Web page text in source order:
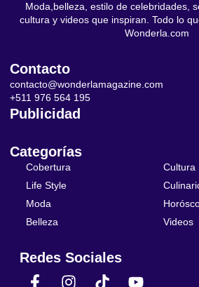
Moda,belleza, estilo de celebridades,
cultura y videos que inspiran. Todo lo
Wonderla.com
Contacto
contacto@wonderlamagazine.com
+511 976 564 195
Publicidad
Categorías
Cobertura
Life Style
Moda
Belleza
Cultura
Videos
Redes Sociales